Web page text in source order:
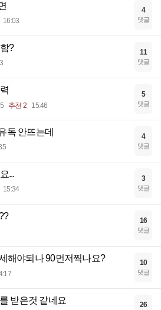
16:03
4
댓글
? 11
댓글
추천 2 15:46
5
댓글
독 안뜨는데 4
댓글
...
15:34
3
댓글
16
댓글
해야되나 90먼저찍나요? 10
댓글
받은것 같네요 26